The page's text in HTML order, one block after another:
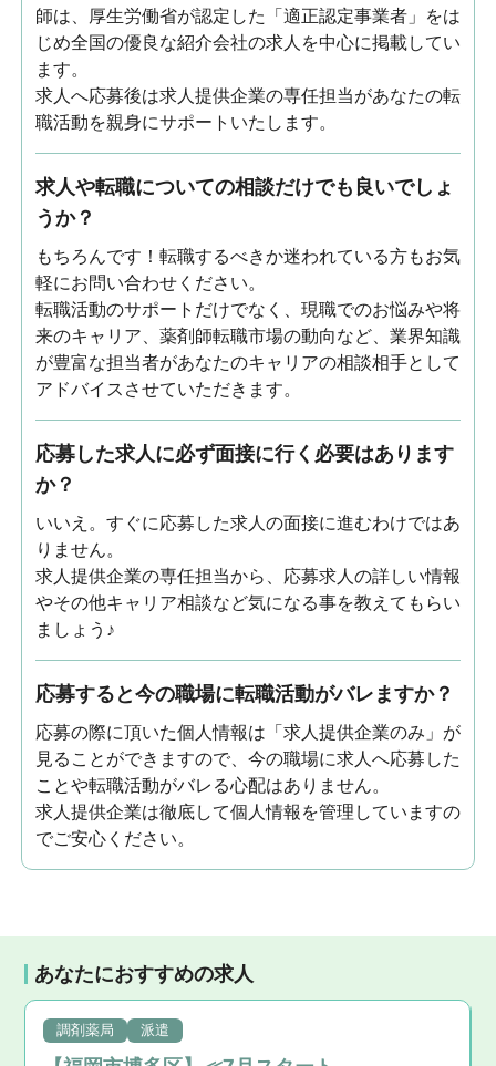
師は、厚生労働省が認定した「適正認定事業者」をは
じめ全国の優良な紹介会社の求人を中心に掲載してい
ます。
求人へ応募後は求人提供企業の専任担当があなたの転
職活動を親身にサポートいたします。
求人や転職についての相談だけでも良いでしょ
うか？
もちろんです！転職するべきか迷われている方もお気
軽にお問い合わせください。
転職活動のサポートだけでなく、現職でのお悩みや将
来のキャリア、薬剤師転職市場の動向など、業界知識
が豊富な担当者があなたのキャリアの相談相手として
アドバイスさせていただきます。
応募した求人に必ず面接に行く必要はあります
か？
いいえ。すぐに応募した求人の面接に進むわけではあ
りません。
求人提供企業の専任担当から、応募求人の詳しい情報
やその他キャリア相談など気になる事を教えてもらい
ましょう♪
応募すると今の職場に転職活動がバレますか？
応募の際に頂いた個人情報は「求人提供企業のみ」が
見ることができますので、今の職場に求人へ応募した
ことや転職活動がバレる心配はありません。
求人提供企業は徹底して個人情報を管理していますの
でご安心ください。
あなたにおすすめの求人
調剤薬局 派遣